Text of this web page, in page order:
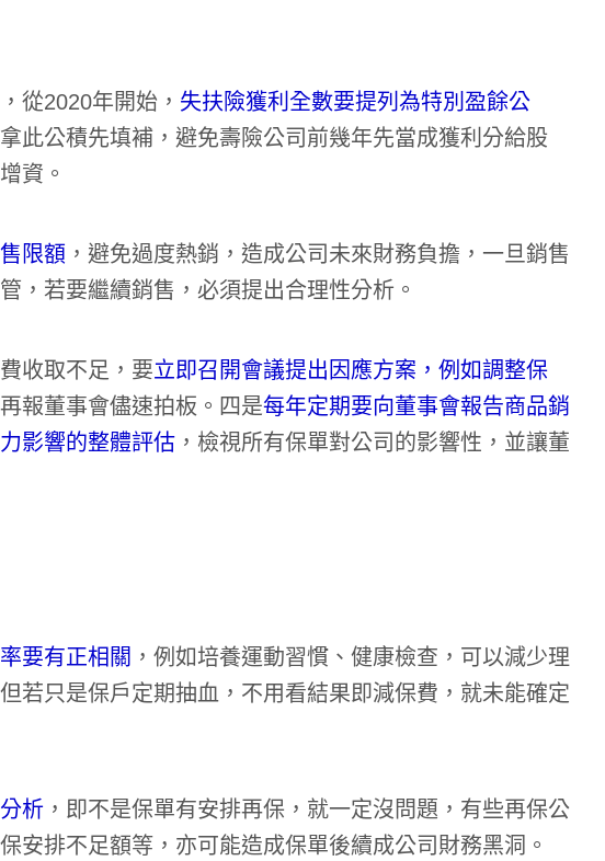
從2020年開始， 失扶險獲利全數要提列為特別盈餘公
此公積先填補，避免壽險公司前幾年先當成獲利分給股
資。
限額 ，避免過度熱銷，造成公司未來財務負擔，一旦銷售
，若要繼續銷售，必須提出合理性分析。
收取不足，要立即召開會議提出因應方案，例如調整保
再報董事會儘速拍板。四是每年定期要向董事會報告商品銷
影響的整體評估 ，檢視所有保單對公司的影響性，並讓董
要有正相關 ，例如培養運動習慣、健康檢查，可以減少理
若只是保戶定期抽血，不用看結果即減保費，就未能確定
析 ，即不是保單有安排再保，就一定沒問題，有些再保公
安排不足額等，亦可能造成保單後續成公司財務黑洞。